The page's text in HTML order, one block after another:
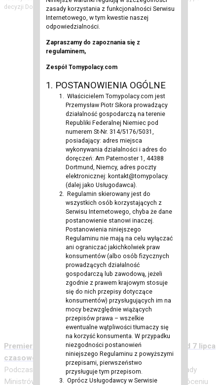
zasady korzystania z funkcjonalności Serwisu
Internetowego, w tym kwestie naszej
odpowiedzialności.
Zapraszamy do zapoznania się z
regulaminem,
Zespół Tomypolacy.com
1. POSTANOWIENIA OGÓLNE
Właścicielem Tomypolacy.com jest
Przemysław Piotr Sikora prowadzący
działalność gospodarczą na terenie
Republiki Federalnej Niemiec pod
numerem St-Nr. 314/5176/5031,
posiadający: adres miejsca
wykonywania działalności i adres do
doręczeń: Am Paternoster 1, 44388
Dortmund, Niemcy, adres poczty
elektronicznej: kontakt@tomypolacy.
(dalej jako Usługodawca).
Regulamin skierowany jest do
wszystkich osób korzystających z
Serwisu Internetowego, chyba że dane
postanowienie stanowi inaczej.
Postanowienia niniejszego
Regulaminu nie mają na celu wyłączać
ani ograniczać jakichkolwiek praw
konsumentów (albo osób fizycznych
prowadzących działalność
gospodarczą lub zawodową, jeżeli
zgodnie z prawem krajowym stosuje
się do nich przepisy dotyczące
konsumentów) przysługujących im na
mocy bezwzględnie wiążących
przepisów prawa – wszelkie
ewentualne wątpliwości tłumaczy się
na korzyść konsumenta. W przypadku
niezgodności postanowień
niniejszego Regulaminu z powyższymi
przepisami, pierwszeństwo
przysługuje tym przepisom.
Oprócz Usługodawcy w Serwisie
decyzji Donalda Tuska ws. granic.
Premier Donald Tusk zapowiedział przywrócenie od 7 lipca
czasowej kontroli na granicy z Niemcami i Litwą.
Podczas wtorkowej konferencji przed posiedzeniem Rady
Ministrów premier Donald Tusk poinformował o przywróceniu